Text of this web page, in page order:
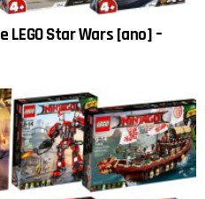
LEGO Star Wars [ano] –